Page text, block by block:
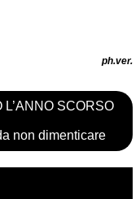
ph.ver.
SCORSO
non dimenticare